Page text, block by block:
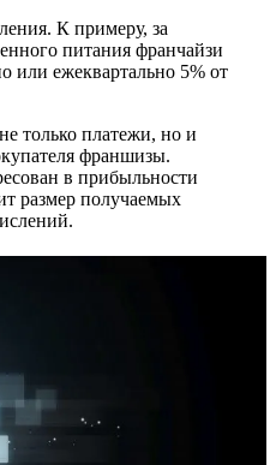
К примеру, за
питания франчайзи
или ежеквартально 5% от
только платежи, но и
франшизы.
в прибыльности
размер получаемых